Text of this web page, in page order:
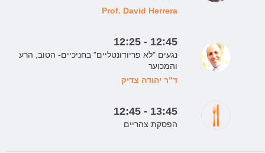
Prof. David Herrera
12:25 - 12:45
נגעים "לא פריודונטליים" בחניכיים- הטוב, הרע
והמכוער
ד"ר יהודה צדיק
12:45 - 13:45
הפסקת צהריים